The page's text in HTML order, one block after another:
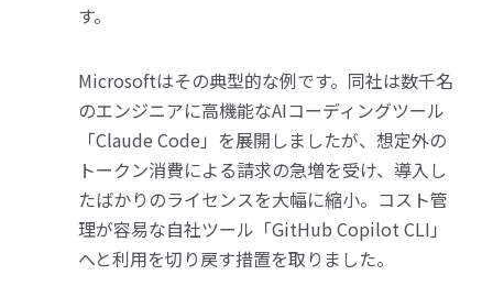
す。
Microsoftはその典型的な例です。同社は数千名
のエンジニアに高機能なAIコーディングツール
「Claude Code」を展開しましたが、想定外の
トークン消費による請求の急増を受け、導入し
たばかりのライセンスを大幅に縮小。コスト管
理が容易な自社ツール「GitHub Copilot CLI」
へと利用を切り戻す措置を取りました。